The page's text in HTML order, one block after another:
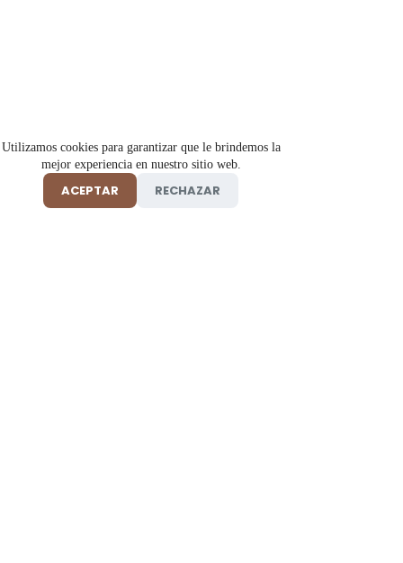
Utilizamos cookies para garantizar que le brindemos la
mejor experiencia en nuestro sitio web.
ACEPTAR RECHAZAR